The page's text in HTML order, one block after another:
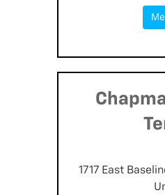
1717 East